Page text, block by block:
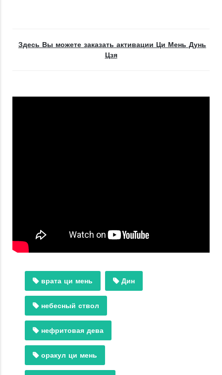
Здесь Вы можете заказать активации Ци Мень Дунь
Цзя
врата ци мень Дин
небесный ствол
нефритовая дева
оракул ци мень